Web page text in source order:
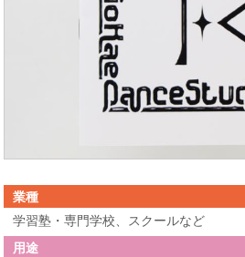
業種
学習塾・専門学校、スクールなど
用途